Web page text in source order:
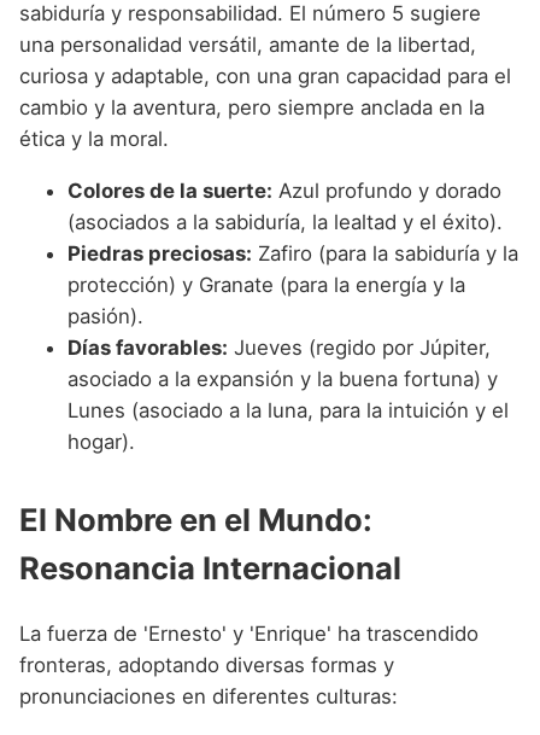
sabiduría y responsabilidad. El número 5 sugiere
una personalidad versátil, amante de la libertad,
curiosa y adaptable, con una gran capacidad para el
cambio y la aventura, pero siempre anclada en la
ética y la moral.
Colores de la suerte: Azul profundo y dorado
(asociados a la sabiduría, la lealtad y el éxito).
Piedras preciosas: Zafiro (para la sabiduría y la
protección) y Granate (para la energía y la
pasión).
Días favorables: Jueves (regido por Júpiter,
asociado a la expansión y la buena fortuna) y
Lunes (asociado a la luna, para la intuición y el
hogar).
El Nombre en el Mundo:
Resonancia Internacional
La fuerza de 'Ernesto' y 'Enrique' ha trascendido
fronteras, adoptando diversas formas y
pronunciaciones en diferentes culturas: